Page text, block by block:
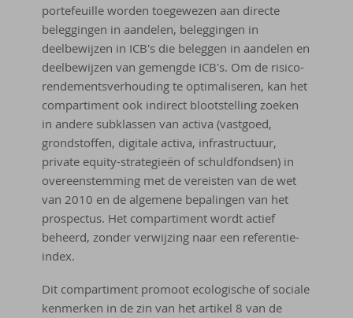
portefeuille worden toegewezen aan directe
beleggingen in aandelen, beleggingen in
deelbewijzen in ICB's die beleggen in aandelen en
deelbewijzen van gemengde ICB's. Om de risico-
rendementsverhouding te optimaliseren, kan het
compartiment ook indirect blootstelling zoeken
in andere subklassen van activa (vastgoed,
grondstoffen, digitale activa, infrastructuur,
private equity-strategieën of schuldfondsen) in
overeenstemming met de vereisten van de wet
van 2010 en de algemene bepalingen van het
prospectus. Het compartiment wordt actief
beheerd, zonder verwijzing naar een referentie-
index.
Dit compartiment promoot ecologische of sociale
kenmerken in de zin van het artikel 8 van de